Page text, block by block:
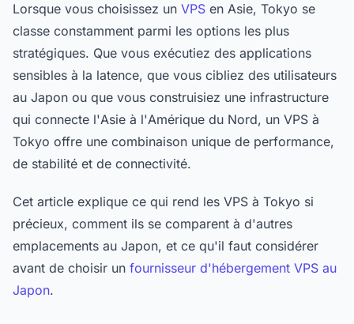
Lorsque vous choisissez un VPS en Asie, Tokyo se
classe constamment parmi les options les plus
stratégiques. Que vous exécutiez des applications
sensibles à la latence, que vous cibliez des utilisateurs
au Japon ou que vous construisiez une infrastructure
qui connecte l'Asie à l'Amérique du Nord, un VPS à
Tokyo offre une combinaison unique de performance,
de stabilité et de connectivité.
Cet article explique ce qui rend les VPS à Tokyo si
précieux, comment ils se comparent à d'autres
emplacements au Japon, et ce qu'il faut considérer
avant de choisir un fournisseur d'hébergement VPS au
Japon.